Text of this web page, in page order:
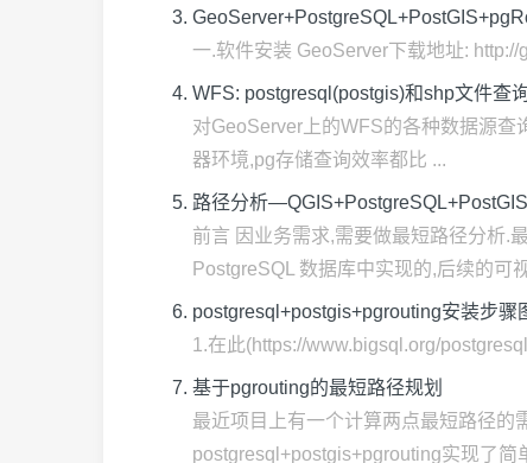
一.软件安装 GeoServer下载地址:
WFS: postgresql(postgis)和shp文件查
对GeoServer上的WFS的各种数据源
器环境,pg存储查询效率都比 ...
路径分析
前言 因业务需求,需要做最短路径分析.
PostgreSQL 数据库中实现的,后续的可
postgresql+postgis+pgrouting安装步骤
1.在此(https://www.bigsql.org/
基于pgrouting的最短路径规划
最近项目上有一个计算两点最短路径的
postgresql+postgis+pgrouting实现了简